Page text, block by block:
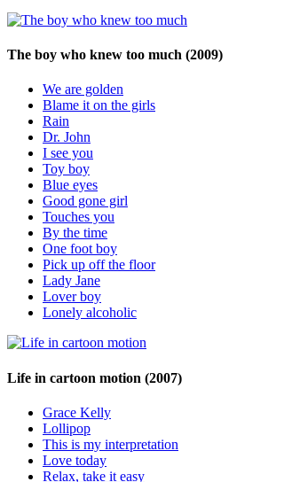
The boy who knew too much (2009)
We are golden
Blame it on the girls
Rain
Dr. John
I see you
Toy boy
Blue eyes
Good gone girl
Touches you
By the time
One foot boy
Pick up off the floor
Lady Jane
Lover boy
Lonely alcoholic
Life in cartoon motion (2007)
Grace Kelly
Lollipop
This is my interpretation
Love today
Relax, take it easy